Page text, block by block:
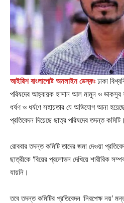
আইরিশ বাংলাপোষ্ট অনলাইন ডেস্কঃ ঢাকা
পরিষদের আহ্বায়ক হাসান আল মামুন ও ডাকসুর
ধর্ষণ ও ধর্ষণে সহায়তার যে অভিযোগ আনা
প্রতিবেদন দিয়েছে ছাত্র পরিষদের তদন্ত কমিটি।
রোববার তদন্ত কমিটি তাদের জমা দেওয়া
ছাত্রীকে ‘বিয়ের প্রলোভন দেখিয়ে শারীরিক
যায়নি।
তবে তদন্ত কমিটির প্রতিবেদন ‘নিরপেক্ষ নয়’